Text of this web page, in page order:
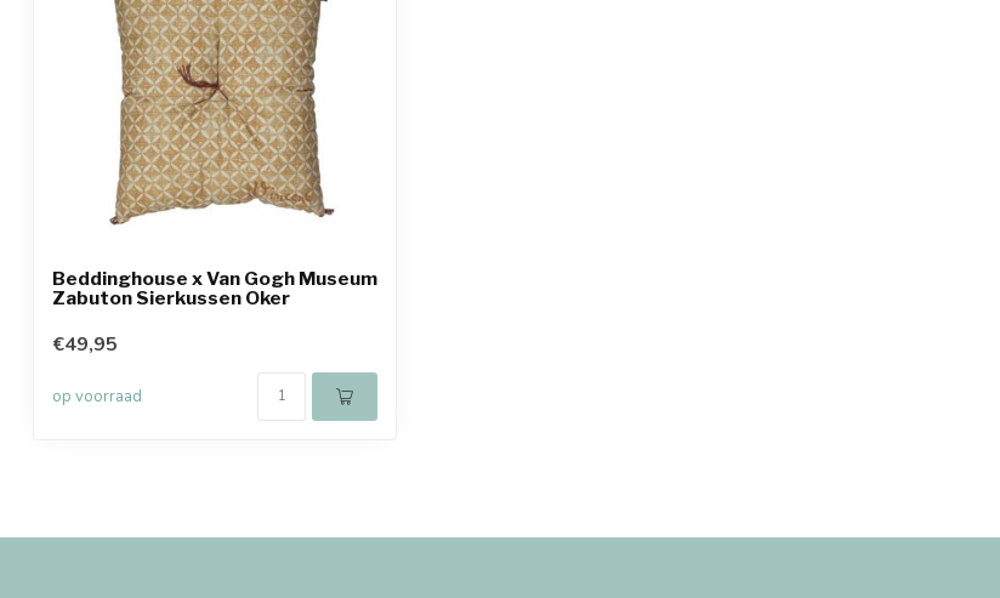
Beddinghouse x Van Gogh Museum
Zabuton Sierkussen Oker
€49,95
op voorraad